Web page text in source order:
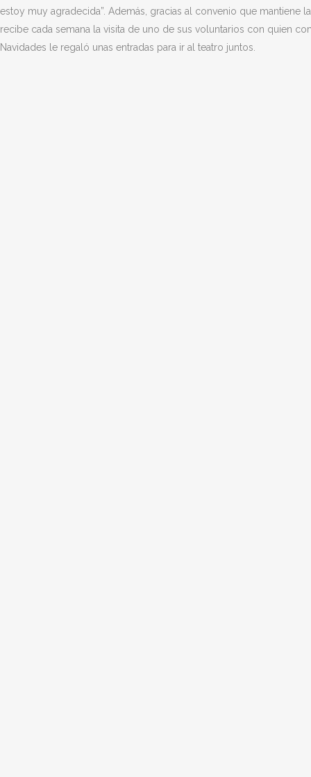
estoy muy agradecida”. Además, gracias al convenio que mantiene
recibe cada semana la visita de uno de sus voluntarios con quien
Navidades le regaló unas entradas para ir al teatro juntos.